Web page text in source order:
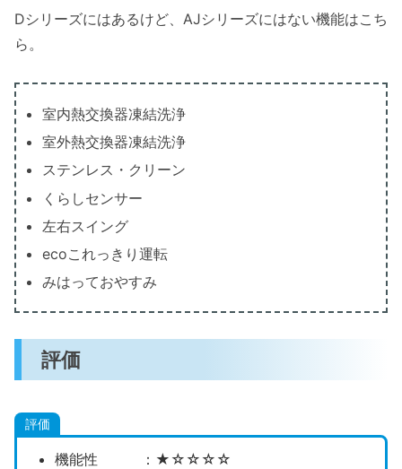
Dシリーズにはあるけど、AJシリーズにはない機能はこち
ら。
室内熱交換器凍結洗浄
室外熱交換器凍結洗浄
ステンレス・クリーン
くらしセンサー
左右スイング
ecoこれっきり運転
みはっておやすみ
評価
評価
機能性 ：★☆☆☆☆